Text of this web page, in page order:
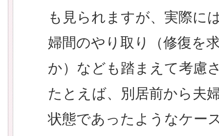
も見られますが、実際に
婦間のやり取り（修復を
か）なども踏まえて考慮
たとえば、別居前から夫
状態であったようなケー